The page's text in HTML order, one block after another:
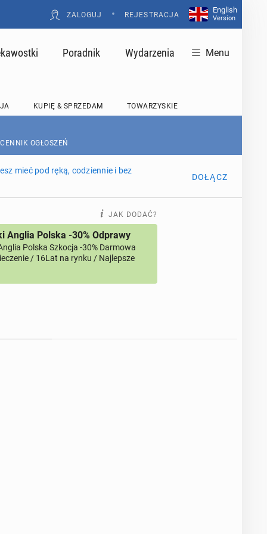
ZALOGUJ • REJESTRACJA
English
Version
Poradnik Wydarzenia Menu
KUPIĘ & SPRZEDAM TOWARZYSKIE
OGŁOSZEŃ
mieć pod ręką, codziennie i bez
DOŁĄCZ
JAK DODAĆ?
Anglia Polska -30% Odprawy
Polska Szkocja -30% Darmowa
/ 16Lat na rynku / Najlepsze